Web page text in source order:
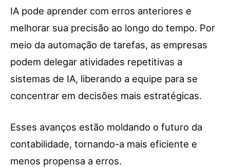
IA pode aprender com erros anteriores e
melhorar sua precisão ao longo do tempo. Por
meio da automação de tarefas, as empresas
podem delegar atividades repetitivas a
sistemas de IA, liberando a equipe para se
concentrar em decisões mais estratégicas.
Esses avanços estão moldando o futuro da
contabilidade, tornando-a mais eficiente e
menos propensa a erros.